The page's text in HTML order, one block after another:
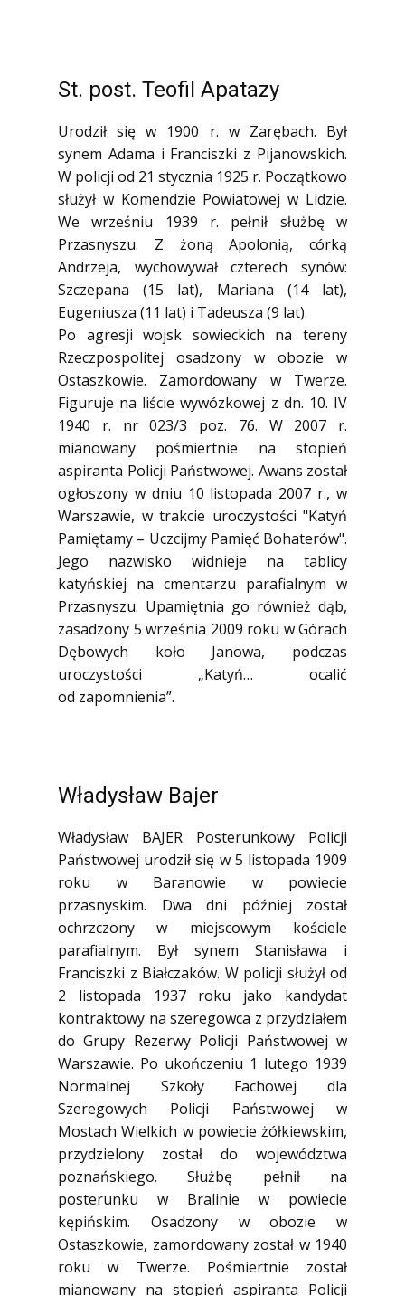
St. post. Teofil Apatazy
Urodził się w 1900 r. w Zarębach. Był
synem Adama i Franciszki z Pijanowskich.
W policji od 21 stycznia 1925 r. Początkowo
służył w Komendzie Powiatowej w Lidzie.
We wrześniu 1939 r. pełnił służbę w
Przasnyszu. Z żoną Apolonią, córką
Andrzeja, wychowywał czterech synów:
Szczepana (15 lat), Mariana (14 lat),
Eugeniusza (11 lat) i Tadeusza (9 lat).
Po agresji wojsk sowieckich na tereny
Rzeczpospolitej osadzony w obozie w
Ostaszkowie. Zamordowany w Twerze.
Figuruje na liście wywózkowej z dn. 10. IV
1940 r. nr 023/3 poz. 76. W 2007 r.
mianowany pośmiertnie na stopień
aspiranta Policji Państwowej. Awans został
ogłoszony w dniu 10 listopada 2007 r., w
Warszawie, w trakcie uroczystości "Katyń
Pamiętamy – Uczcijmy Pamięć Bohaterów".
Jego nazwisko widnieje na tablicy
katyńskiej na cmentarzu parafialnym w
Przasnyszu. Upamiętnia go również dąb,
zasadzony 5 września 2009 roku w Górach
Dębowych koło Janowa, podczas
uroczystości „Katyń… ocalić
od zapomnienia”.
Władysław Bajer
Władysław BAJER Posterunkowy Policji
Państwowej urodził się w 5 listopada 1909
roku w Baranowie w powiecie
przasnyskim. Dwa dni później został
ochrzczony w miejscowym kościele
parafialnym. Był synem Stanisława i
Franciszki z Białczaków. W policji służył od
2 listopada 1937 roku jako kandydat
kontraktowy na szeregowca z przydziałem
do Grupy Rezerwy Policji Państwowej w
Warszawie. Po ukończeniu 1 lutego 1939
Normalnej Szkoły Fachowej dla
Szeregowych Policji Państwowej w
Mostach Wielkich w powiecie żółkiewskim,
przydzielony został do województwa
poznańskiego. Służbę pełnił na
posterunku w Bralinie w powiecie
kępińskim. Osadzony w obozie w
Ostaszkowie, zamordowany został w 1940
roku w Twerze. Pośmiertnie został
mianowany na stopień aspiranta Policji